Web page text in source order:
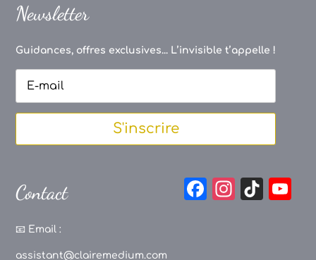
Newsletter
Guidances, offres exclusives... L’invisible t’appelle !
S'inscrire
Contact
📧 Email :
assistant@clairemedium.com
F
In
Ti